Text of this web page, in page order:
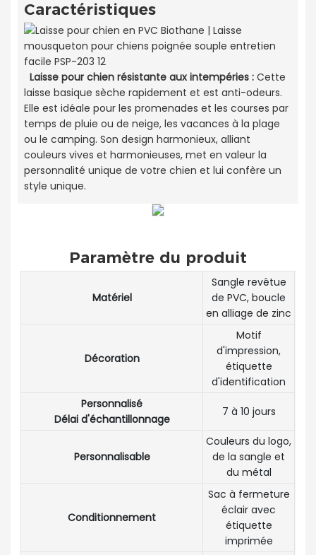
Caractéristiques
Laisse pour chien résistante aux intempéries :Cette
laisse basique sèche rapidement et est anti-odeurs.
Elle est idéale pour les promenades et les courses par
temps de pluie ou de neige, les vacances à la plage
ou le camping. Son design harmonieux, alliant
couleurs vives et harmonieuses, met en valeur la
personnalité unique de votre chien et lui confère un
style unique.
Paramètre du produit
Matériel
Sangle revêtue
de PVC, boucle
en alliage de zinc
Décoration
Motif
d'impression,
étiquette
d'identification
Personnalisé
Délai d'échantillonnage
7 à 10 jours
Personnalisable
Couleurs du logo,
de la sangle et
du métal
Conditionnement
Sac à fermeture
éclair avec
étiquette
imprimée